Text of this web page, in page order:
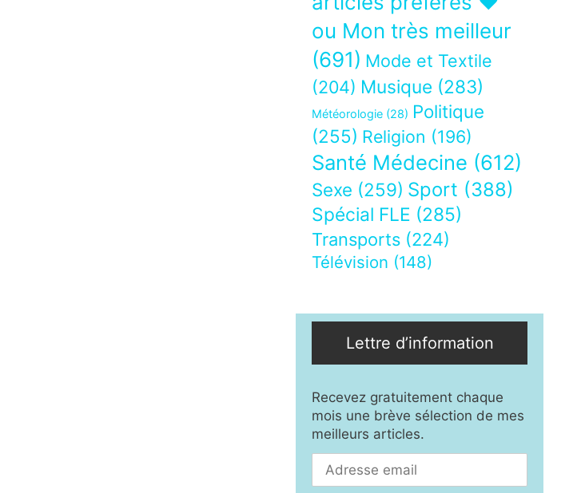
ou Mon très meilleur
(691) Mode et Textile
(204) Musique (283)
Météorologie (28) Politique
(255) Religion (196)
Santé Médecine (612)
Sexe (259) Sport (388)
Spécial FLE (285)
Transports (224)
Télévision (148)
Lettre d’information
Recevez gratuitement chaque
mois une brève sélection de mes
meilleurs articles.